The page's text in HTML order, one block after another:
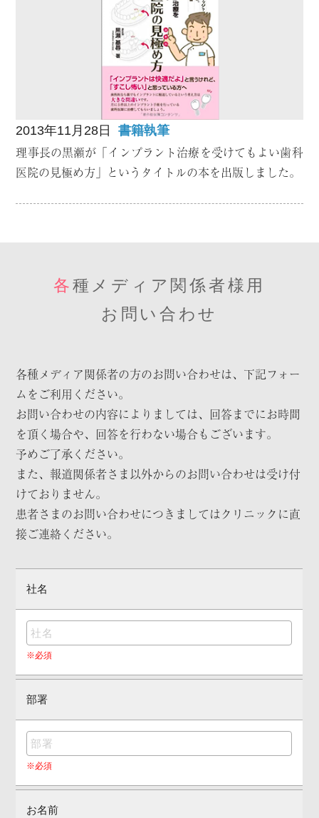
2013年11月28日 書籍執筆
理事長の黒瀬が「インプラント治療を受けてもよい歯科
医院の見極め方」というタイトルの本を出版しました。
各種 メ デ ィ ア 関係者様 用
お 問 い 合 わせ
各種メディア関係者の方のお問い合わせは、下記フォー
ムをご利用ください。
お問い合わせの内容によりましては、回答までにお時間
を頂く場合や、回答を行わない場合もございます。
予めご了承ください。
また、報道関係者さま以外からのお問い合わせは受け付
けておりません。
患者さまのお問い合わせにつきましてはクリニックに直
接ご連絡ください。
社名
※必須
部署
※必須
お名前